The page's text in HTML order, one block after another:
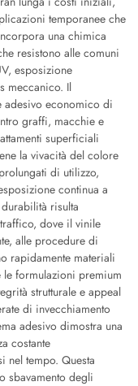
temporanee che
una chimica
resistono alle comuni
esposizione
meccanico. Il
adesivo economico di
graffi, macchie e
superficiali
la vivacità del colore
di utilizzo,
continua a
risulta
dove il vinile
alle procedure di
rapidamente materiali
formulazioni premium
strutturale e appeal
di invecchiamento
adesivo dimostra una
costante
tempo. Questa
sbavamento degli